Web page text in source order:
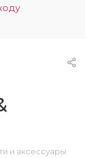
0
и аксессуары